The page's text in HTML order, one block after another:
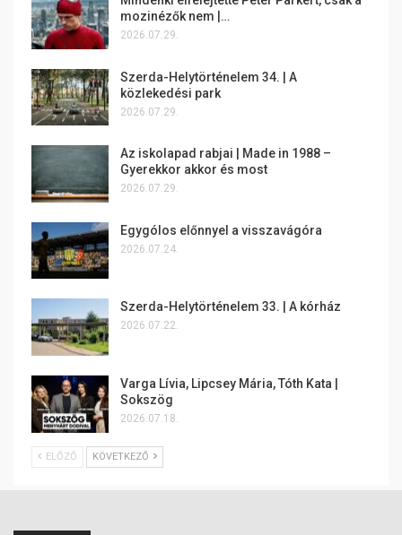
mozinézők nem |…
2026.07.29.
Szerda-Helytörténelem 34. | A
közlekedési park
2026.07.29.
Az iskolapad rabjai | Made in 1988 –
Gyerekkor akkor és most
2026.07.29.
Egygólos előnnyel a visszavágóra
2026.07.24.
Szerda-Helytörténelem 33. | A kórház
2026.07.22.
Varga Lívia, Lipcsey Mária, Tóth Kata |
Sokszög
2026.07.18.
ELŐZŐ KÖVETKEZŐ